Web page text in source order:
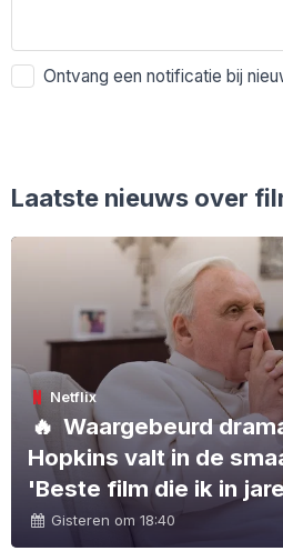
Ontvang een notificatie bij
Laatste nieuws over
Netflix
🔥 Waargebeurd
Hopkins valt in de
'Beste film die ik in
Gisteren om 18:40